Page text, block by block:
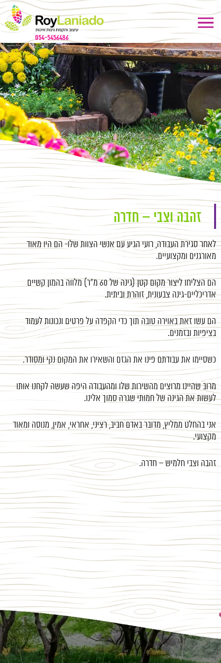
054-5456486
זהבה וצבי – חדרה
לאחר סגירת העבודה, רועי הגיע עם אנשי הצוות שלו- הם היו מאוד
מאורגנים ומקצועיים.
הם הצליחו ליצור מקום קטן (גינה של 60 מ"ר) מלווה בהמון קשיים
אדריכליים-גינה צבעונית, זוהרת וביתית.
הם עשו זאת באוירה טובה תוך כדי הקפדה על פרטים ונכונות לעמוד
בציפיות ובזמנים.
כשסיימו את עבודתם פינו את הגזם והשאירו את המקום נקי ומסודר.
מרוב שהיינו מרוצים מהשירות שלו ומהעבודה היפה שעשה לקחנו אותו
לעשות את הגינה של חמותי שגרה סמוך אלינו.
אני בהחלט ממליץ, מדובר באדם חביב, רציני, אחראי, אמין, מנוסה ומאוד
מקצועי.
זהבה וצבי חלמיש – חדרה.